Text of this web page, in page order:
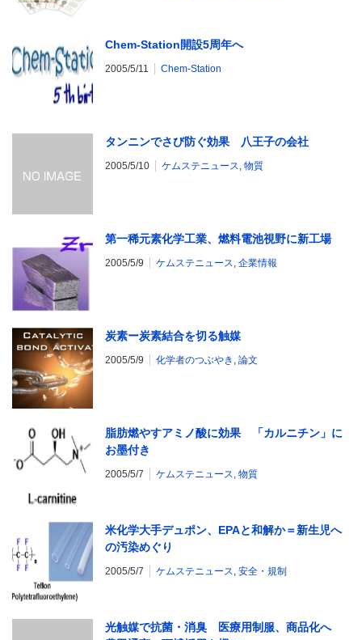
Chem-Station開設5周年へ
2005/5/11 Chem-Station
タンニンでさび防ぐ効果 八王子の会社
2005/5/10 ケムステニュース 物質
第一稀元素化学工業、燃料電池視野に新工場
2005/5/9 ケムステニュース 企業情報
炭素ー炭素結合を切る触媒
2005/5/9 化学者のつぶやき 論文
脂肪燃やすアミノ酸に効果 「カルニチン」に
お墨付き
2005/5/7 ケムステニュース 物質
米化学大手デュポン、EPAと和解か＝新生児へ
の汚染めぐり
2005/5/7 ケムステニュース 安全・規制
光触媒で抗菌・消臭 医療用制服、商品化へ